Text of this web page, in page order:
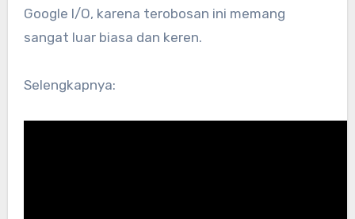
Google I/O, karena terobosan ini memang
sangat luar biasa dan keren.
Selengkapnya: